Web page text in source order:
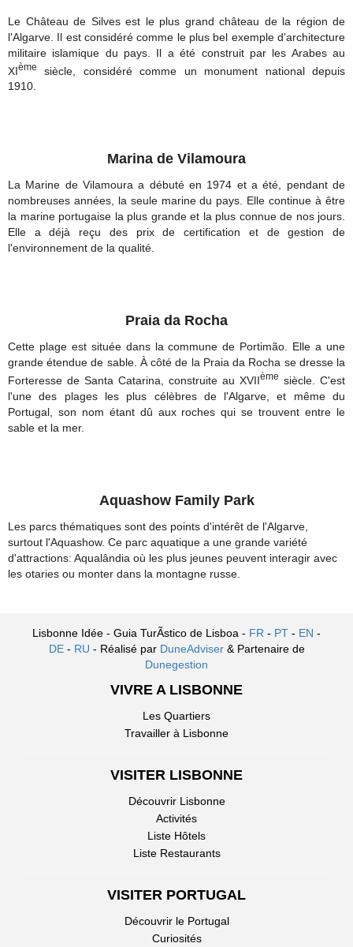
Le Château de Silves est le plus grand château de la région de
l'Algarve. Il est considéré comme le plus bel exemple d'architecture
militaire islamique du pays. Il a été construit par les Arabes au
XIème
siècle, considéré comme un monument national depuis
1910.
Marina de Vilamoura
La Marine de Vilamoura a débuté en 1974 et a été, pendant de
nombreuses années, la seule marine du pays. Elle continue à être
la marine portugaise la plus grande et la plus connue de nos jours.
Elle a déjà reçu des prix de certification et de gestion de
l'environnement de la qualité.
Praia da Rocha
Cette plage est située dans la commune de Portimão. Elle a une
grande étendue de sable. À côté de la Praia da Rocha se dresse la
Forteresse de Santa Catarina, construite au XVIIème siècle. C'est
l'une des plages les plus célèbres de l'Algarve, et même du
Portugal, son nom étant dû aux roches qui se trouvent entre le
sable et la mer.
Aquashow Family Park
Les parcs thématiques sont des points d'intérêt de l'Algarve,
surtout l'Aquashow. Ce parc aquatique a une grande variété
d'attractions: Aqualândia où les plus jeunes peuvent interagir avec
les otaries ou monter dans la montagne russe.
Lisbonne Idée - Guia TurÃ­stico de Lisboa - FR - PT - EN -
DE- RU - Réalisé par DuneAdviser & Partenaire de
Dunegestion
VIVRE A LISBONNE
Les Quartiers
Travailler à Lisbonne
VISITER LISBONNE
Découvrir Lisbonne
Activités
Liste Hôtels
Liste Restaurants
VISITER PORTUGAL
Découvrir le Portugal
Curiosités